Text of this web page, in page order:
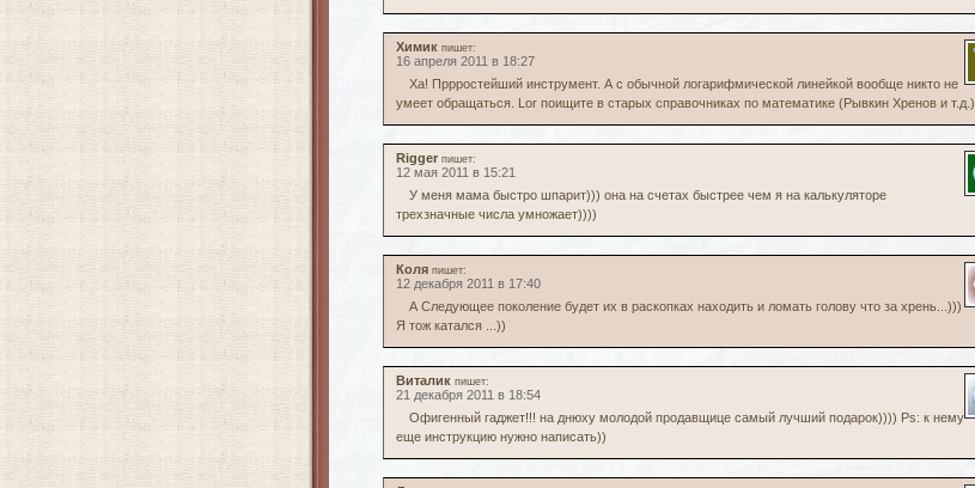
Химик пишет:
16 апреля 2011 в 18:27
Ха! Пррростейший инструмент. А с обычной логарифмической линейкой вообще никто не
умеет обращаться. Lor поищите в старых справочниках по математике (Рывкин Хренов и т.д.)
Rigger пишет:
12 мая 2011 в 15:21
У меня мама быстро шпарит))) она на счетах быстрее чем я на калькуляторе
трехзначные числа умножает))))
Коля пишет:
12 декабря 2011 в 17:40
А Следующее поколение будет их в раскопках находить и ломать голову что за хрень...)))
Я тож катался ...))
Виталик пишет:
21 декабря 2011 в 18:54
Офигенный гаджет!!! на днюху молодой продавщице самый лучший подарок)))) Ps: к нему
еще инструкцию нужно написать))